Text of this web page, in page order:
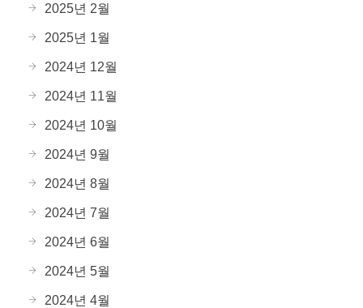
2025년 2월
2025년 1월
2024년 12월
2024년 11월
2024년 10월
2024년 9월
2024년 8월
2024년 7월
2024년 6월
2024년 5월
2024년 4월